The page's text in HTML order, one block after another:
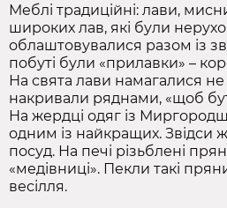
Меблі традиційні: лави,
широких лав, які були
облаштовувалися разом із
побуті були «прилавки» –
На свята лави намагалися
накривали ряднами, «щоб
На жердці одяг із
одним із найкращих. Звідси
посуд. На печі різьблені
«медівниці». Пекли такі
весілля.